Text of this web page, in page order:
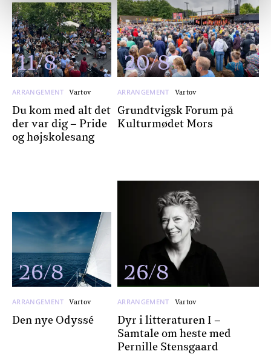
11/8
ARRANGEMENT Vartov
Du kom med alt det
der var dig – Pride
og højskolesang
20/8
ARRANGEMENT Vartov
Grundtvigsk Forum på
Kulturmødet Mors
26/8
ARRANGEMENT Vartov
Den nye Odyssé
26/8
ARRANGEMENT Vartov
Dyr i litteraturen I –
Samtale om heste med
Pernille Stensgaard